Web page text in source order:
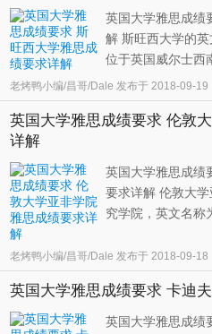
英国大学雅思成绩
解 斯旺西大学的
位于英国威尔士西
的同时，学校交通
机场只有一个小时
敦，南威尔士，以
老烤鸭小编/昌哥/Dale 发布于 2018-09-19
英国大学雅思成绩要求 伦敦
详解
英国大学雅思成绩
要求详解 伦敦大
究学院，英文名称
英博物馆和伦敦大
十分便利，校门口
分钟的步行距离。
老烤鸭小编/昌哥/Dale 发布于 2018-09-18
英国大学雅思成绩要求 卡迪
英国大学雅思成绩